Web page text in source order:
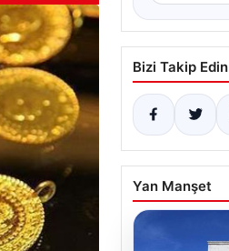
Bizi Takip Edin
Yan Manşet